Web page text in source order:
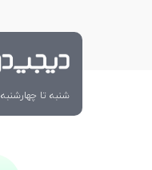
شنبه تا چهارشنبه 9 الی 18 پنجشنبه 9 الی 14